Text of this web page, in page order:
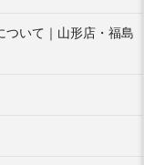
ついて｜山形店・福島